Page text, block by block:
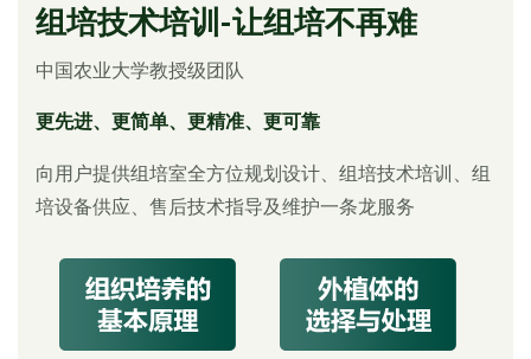
组培技术培训-让组培不再难
中国农业大学教授级团队
更先进、更简单、更精准、更可靠
向用户提供组培室全方位规划设计、组培技术培训、组
培设备供应、售后技术指导及维护一条龙服务